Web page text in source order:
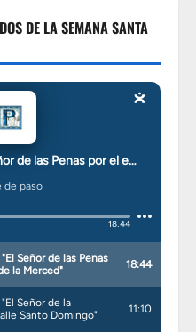
DE LA SEMANA SANTA